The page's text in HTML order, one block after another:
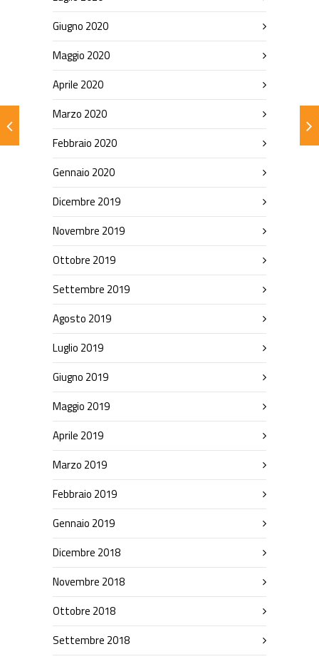
Giugno 2020
Maggio 2020
Aprile 2020
Marzo 2020
Febbraio 2020
Gennaio 2020
Dicembre 2019
Novembre 2019
Ottobre 2019
Settembre 2019
Agosto 2019
Luglio 2019
Giugno 2019
Maggio 2019
Aprile 2019
Marzo 2019
Febbraio 2019
Gennaio 2019
Dicembre 2018
Novembre 2018
Ottobre 2018
Settembre 2018